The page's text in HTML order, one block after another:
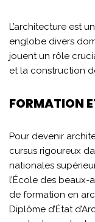
L’architecture est
englobe divers
jouent un rôle
et la construction
FORMATION
Pour devenir
cursus rigoureux
nationales
l’École des beaux-
de formation en
Diplôme d’État